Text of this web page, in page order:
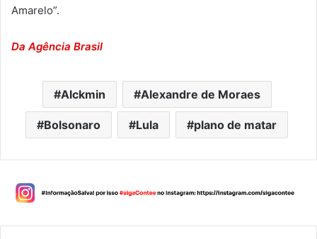
Amarelo”.
Da Agência Brasil
Alckmin Alexandre de Moraes
Bolsonaro Lula plano de matar